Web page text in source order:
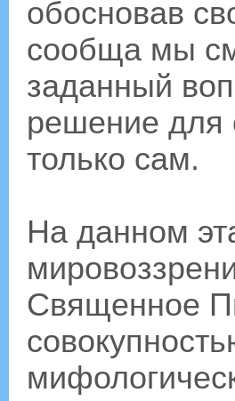
обосновав
сообща мы
заданный
решение для
только сам.
На данном
Священное